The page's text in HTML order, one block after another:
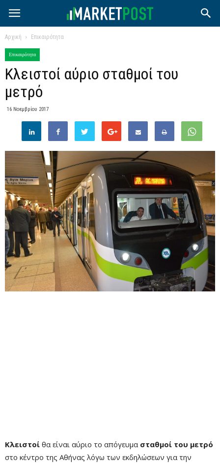
Αρχική Επικαιρότητα
Επικαιρότητα
Κλειστοί αύριο σταθμοί του
μετρό
16 Νοεμβρίου 2017
Κλειστοί θα είναι αύριο το απόγευμα σταθμοί του μετρό
στο κέντρο της Αθήνας λόγω των εκδηλώσεων για την